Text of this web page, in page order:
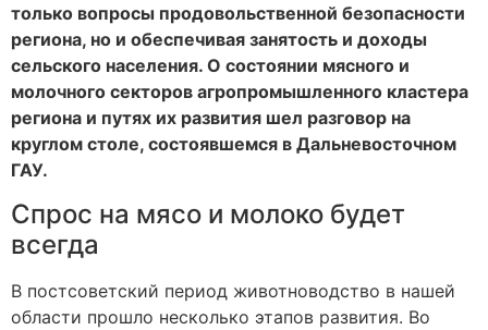
только вопросы продовольственной безопасности
региона, но и обеспечивая занятость и доходы
сельского населения. О состоянии мясного и
молочного секторов агропромышленного кластера
региона и путях их развития шел разговор на
круглом столе, состоявшемся в Дальневосточном
ГАУ.
Спрос на мясо и молоко будет
всегда
В постсоветский период животноводство в нашей
области прошло несколько этапов развития. Во